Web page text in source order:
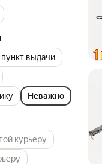
пункт выдачи
Неважно
курьеру